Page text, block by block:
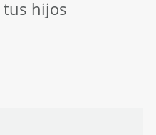
hijos